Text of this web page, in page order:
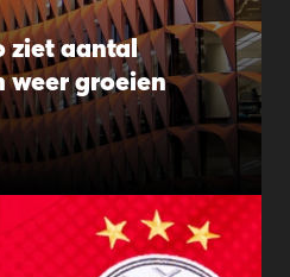
ziet aantal
groeien